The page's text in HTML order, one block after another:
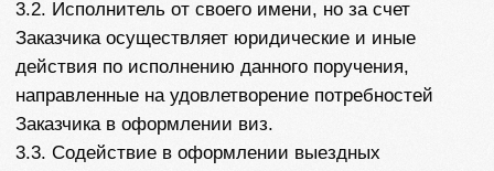
в написании спонсорского и
сопроводительного писем (при
в бронировании авиабилетов для визы.
3.4. Договор между Заказчиком и Исполнителем в
заключенным на условиях Оферты с момента